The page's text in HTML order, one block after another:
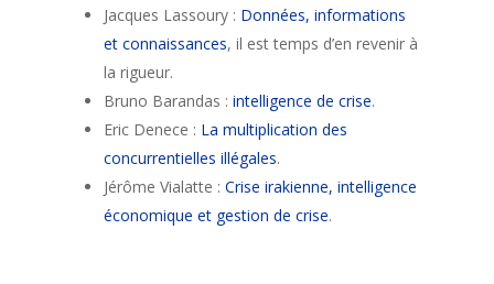
Jacques Lassoury : Données, informations
et connaissances, il est temps d’en revenir à
la rigueur.
Bruno Barandas : intelligence de crise.
Eric Denece : La multiplication des
concurrentielles illégales.
Jérôme Vialatte : Crise irakienne, intelligence
économique et gestion de crise.